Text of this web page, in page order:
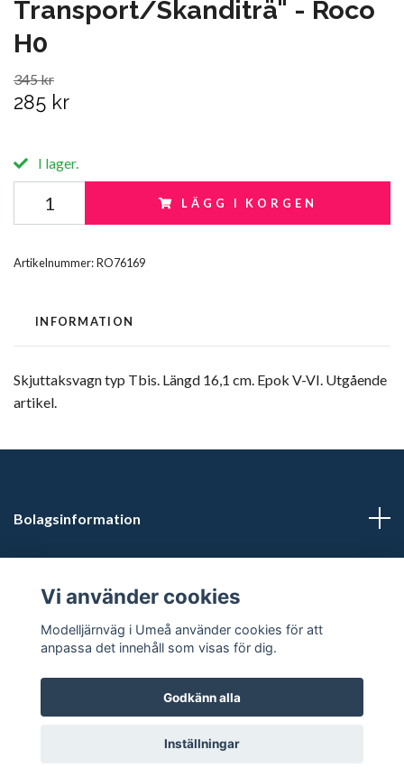
Transport/Skanditrä" - Roco
H0
345 kr
285 kr
I lager.
LÄGG I KORGEN
Artikelnummer:RO76169
INFORMATION
Skjuttaksvagn typ Tbis. Längd 16,1 cm. Epok V-VI. Utgående
artikel.
Bolagsinformation
Butikstider: Vardagar kl 12.00-15.00. Övrig tid efter
överenskommelse.
© 2026 Modelljärnväg i Umeå
Vi använder cookies
Modelljärnväg i Umeå använder cookies för att
anpassa det innehåll som visas för dig.
Godkänn alla
Inställningar